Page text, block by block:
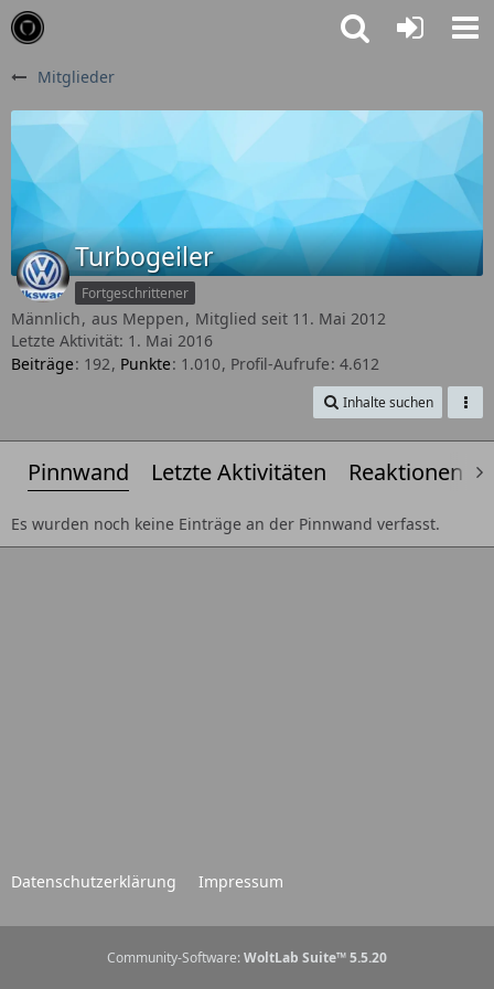
Mitglieder
Turbogeiler
Fortgeschrittener
Männlich aus Meppen
Mitglied seit 11. Mai 2012
Letzte Aktivität: 1. Mai 2016
Beiträge 192 Punkte 1.010 Profil-Aufrufe 4.612
Inhalte suchen
Pinnwand Letzte Aktivitäten Reaktionen
Es wurden noch keine Einträge an der Pinnwand verfasst.
Datenschutzerklärung Impressum
Community-Software: WoltLab Suite™ 5.5.20